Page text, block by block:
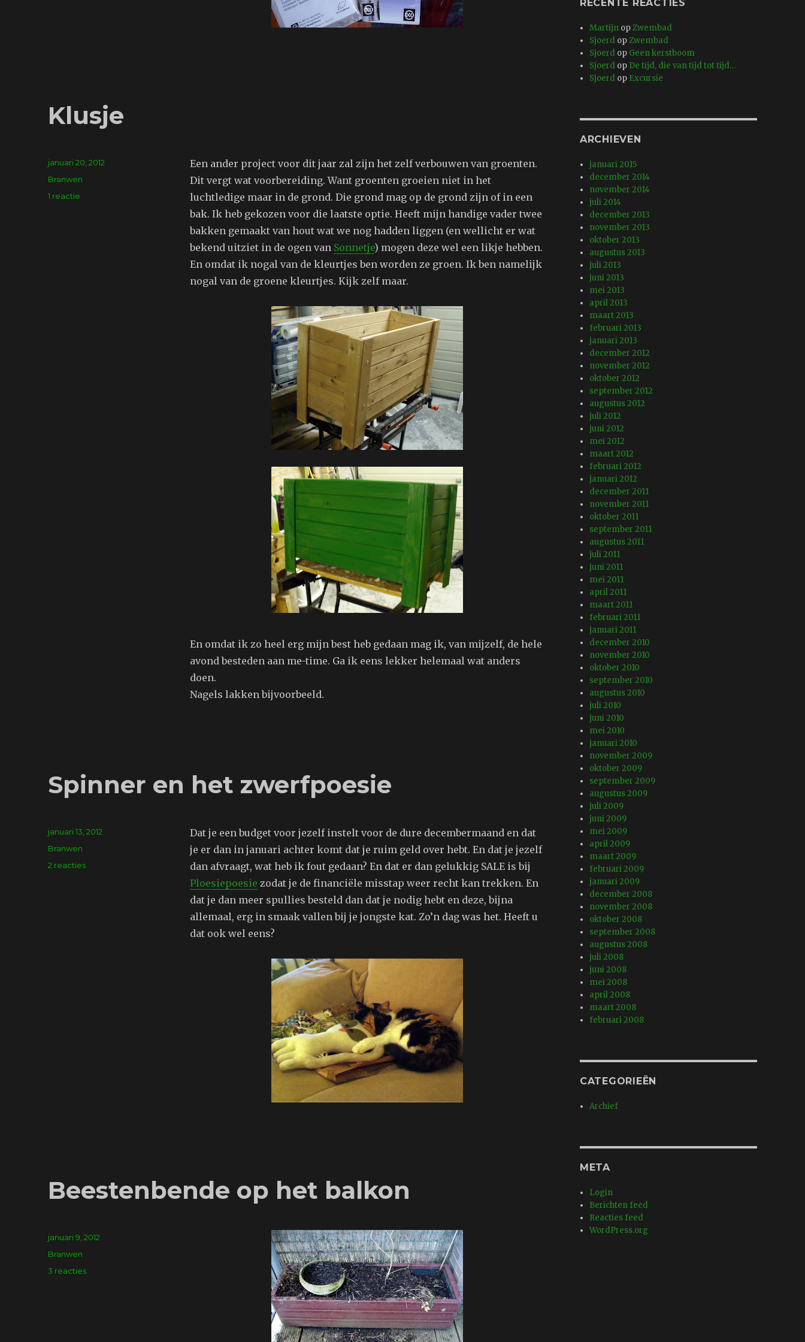
Klusje
Een ander project voor dit jaar zal zijn het zelf verbouwen van groenten.
Dit vergt wat voorbereiding. Want groenten groeien niet in het
luchtledige maar in de grond. Die grond mag op de grond zijn of in een
bak. Ik heb gekozen voor die laatste optie. Heeft mijn handige vader twee
bakken gemaakt van hout wat we nog hadden liggen (en wellicht er wat
bekend uitziet in de ogen van Sonnetje) mogen deze wel een likje hebben.
En omdat ik nogal van de kleurtjes ben worden ze groen. Ik ben namelijk
nogal van de groene kleurtjes. Kijk zelf maar.
En omdat ik zo heel erg mijn best heb gedaan mag ik, van mijzelf, de hele
avond besteden aan me-time. Ga ik eens lekker helemaal wat anders
doen.
Nagels lakken bijvoorbeeld.
Geplaatst
januari 20, 2012
Tags
Branwen
1 reactie
Spinner en het zwerfpoesie
Dat je een budget voor jezelf instelt voor de dure decembermaand en dat
je er dan in januari achter komt dat je ruim geld over hebt. En dat je jezelf
dan afvraagt, wat heb ik fout gedaan? En dat er dan gelukkig SALE is bij
Ploesiepoesie zodat je de financiële misstap weer recht kan trekken. En
dat je dan meer spullies besteld dan dat je nodig hebt en deze, bijna
allemaal, erg in smaak vallen bij je jongste kat. Zo’n dag was het. Heeft u
dat ook wel eens?
Geplaatst
januari 13, 2012
Tags
Branwen
2 reactiesop
Beestenbende op het balkon
Geplaatst
januari 9, 2012
Tags
Branwen
3 reactiesop
RECENTE REACTIES
Martijn opZwembad
Sjoerd opZwembad
Sjoerd op Geen kerstboom
Sjoerd op De tijd, die van tijd tot tijd…
Sjoerd op Excursie
ARCHIEVEN
januari 2015
december 2014
november 2014
juli 2014
december 2013
november 2013
oktober 2013
augustus 2013
juli 2013
juni 2013
mei 2013
april 2013
maart 2013
februari 2013
januari 2013
december 2012
november 2012
oktober 2012
september 2012
augustus 2012
juli 2012
juni 2012
mei 2012
maart 2012
februari 2012
januari 2012
december 2011
november 2011
oktober 2011
september 2011
augustus 2011
juli 2011
juni 2011
mei 2011
april 2011
maart 2011
februari 2011
januari 2011
december 2010
november 2010
oktober 2010
september 2010
augustus 2010
juli 2010
juni 2010
mei 2010
januari 2010
november 2009
oktober 2009
september 2009
augustus 2009
juli 2009
juni 2009
mei 2009
april 2009
maart 2009
februari 2009
januari 2009
december 2008
november 2008
oktober 2008
september 2008
augustus 2008
juli 2008
juni 2008
mei 2008
april 2008
maart 2008
februari 2008
CATEGORIEËN
Archief
META
Login
Berichten feed
Reacties feed
WordPress.org